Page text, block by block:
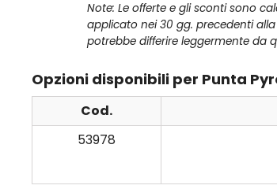
Note: Le offerte e gli sconti sono
applicato nei 30 gg. precedenti
potrebbe differire leggermente da
Opzioni disponibili per Punta
Cod.
53978